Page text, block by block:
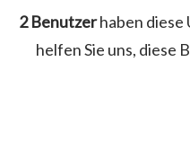
2 Benutzerhaben
helfen Sie uns, diese